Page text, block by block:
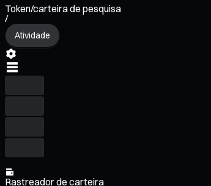
Token/carteira de pesquisa
/
Atividade
Rastreador de carteira